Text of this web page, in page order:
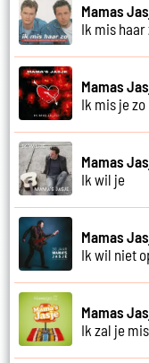
Mamas
Ik mis haar
Mamas
Ik mis je zo
Mamas
Ik wil je
Mamas
Ik wil niet
Mamas
Ik zal je